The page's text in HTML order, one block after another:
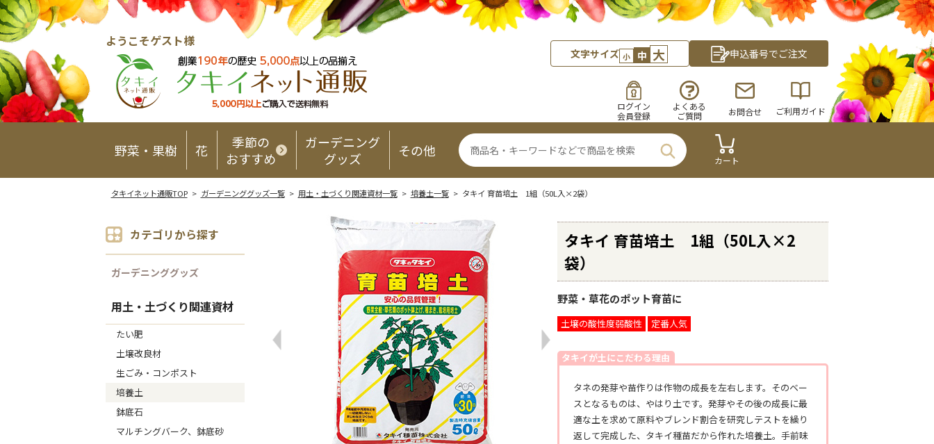
ようこそゲスト様
文字サイズ 小 中 大 申込番号でご注文
ログイン
会員登録
よくある
ご質問
お問合せ ご利用ガイド
野菜・果樹 花
季節の
おすすめ
ガーデニング
グッズ
その他
カート
タキイネット通販TOP> ガーデニンググッズ一覧> 用土・土づくり関連資材一覧> 培養土一覧> タキイ 育苗培土 1組（50L入×2袋）
カテゴリから探す
ガーデニンググッズ
用土・土づくり関連資材
たい肥
土壌改良材
生ごみ・コンポスト
培養土
鉢底石
マルチングバーク、鉢底砂
タキイ 育苗培土 1組（50L入×2
袋）
野菜・草花のポット育苗に
土壌の酸性度弱酸性 定番人気
タキイが土にこだわる理由
タネの発芽や苗作りは作物の成長を左右します。そのベー
スとなるものは、やはり土です。発芽やその後の成長に最
適な土を求めて原料やブレンド割合を研究しテストを繰り
返して完成した、タキイ種苗だから作れた培養土。手前味